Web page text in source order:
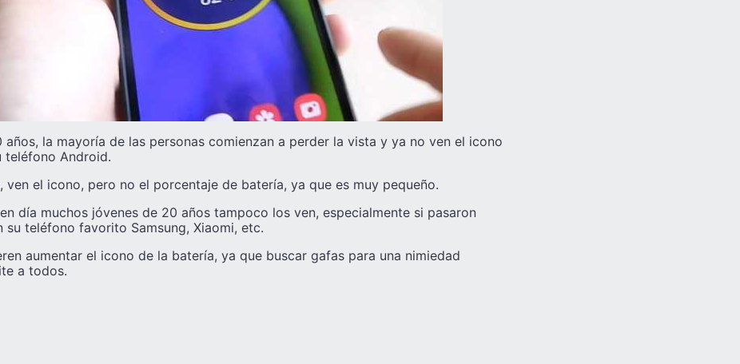
años, la mayoría de las personas comienzan a perder la vista y ya no ven el icono
teléfono Android.
ven el icono, pero no el porcentaje de batería, ya que es muy pequeño.
día muchos jóvenes de 20 años tampoco los ven, especialmente si pasaron
su teléfono favorito Samsung, Xiaomi, etc.
aumentar el icono de la batería, ya que buscar gafas para una nimiedad
a todos.